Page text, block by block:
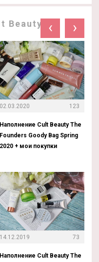
Beauty: ‹ ›
02.03.2020 123
Наполнение Cult Beauty The
Founders Goody Bag Spring
2020 + мои покупки
14.12.2019 73
Наполнение Cult Beauty The